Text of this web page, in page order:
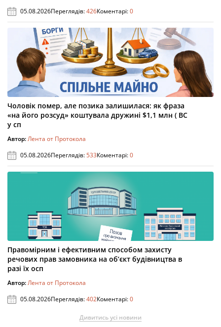
05.08.2026Переглядів:426Коментарі:0
Чоловік помер, але позика залишилася: як фраза
«на його розсуд» коштувала дружині $1,1 млн ( ВС
у сп
Автор:Лента от Протокола
05.08.2026Переглядів:533Коментарі:0
Правомірним і ефективним способом захисту
речових прав замовника на об’єкт будівництва в
разі їх осп
Автор:Лента от Протокола
05.08.2026Переглядів:402Коментарі:0
Дивитись усі новини